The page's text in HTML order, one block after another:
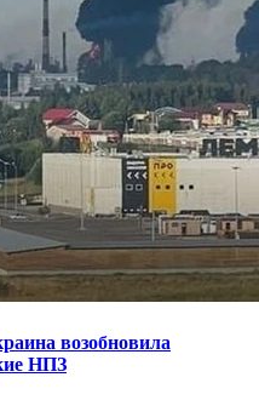
возобновила
НПЗ